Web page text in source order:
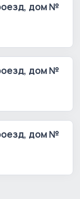
дом №
дом №
дом №